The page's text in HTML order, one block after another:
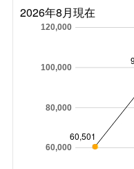
2026年8月現在
60,000
80,000
100,000
120,000
60,501